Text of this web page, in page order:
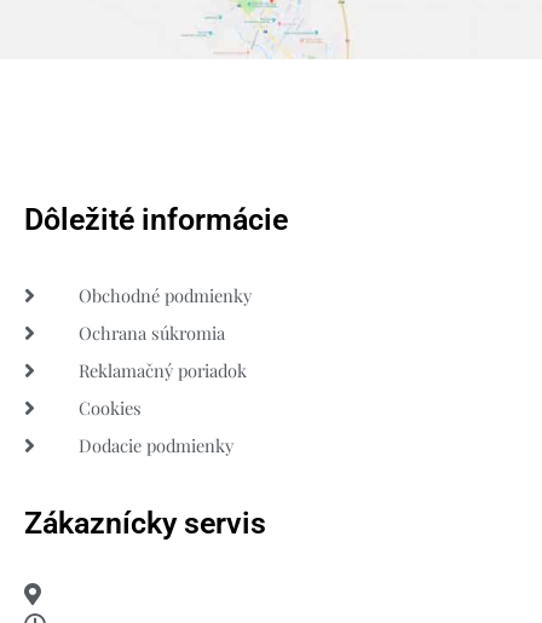
Dôležité informácie
Obchodné podmienky
Ochrana súkromia
Reklamačný poriadok
Cookies
Dodacie podmienky
Zákaznícky servis